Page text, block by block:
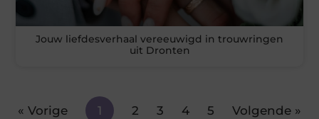
Jouw liefdesverhaal vereeuwigd in trouwringen
uit Dronten
« Vorige 1 2 3 4 5 Volgende »